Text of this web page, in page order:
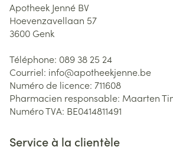
Apotheek Jenné BV
Hoevenzavellaan 57
3600 Genk
Téléphone: 089 38 25 24
Courriel: info@apotheekjenne.be
Numéro de licence: 711608
Pharmacien responsable: Maarten
Numéro TVA: BE0414811491
Service à la clientèle